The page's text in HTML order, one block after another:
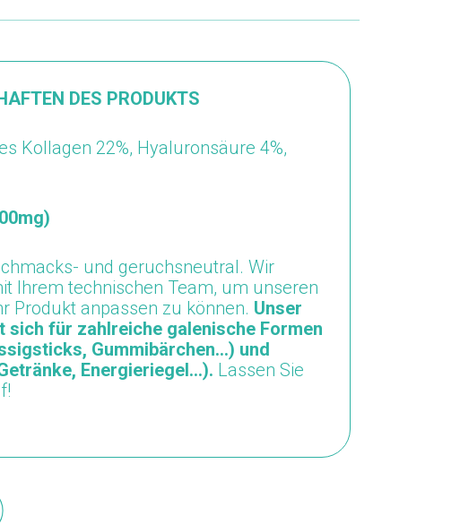
DES PRODUKTS
Kollagen 22%, Hyaluronsäure 4%,
und geruchsneutral. Wir
Ihrem technischen Team, um unseren
Produkt anpassen zu können. Unser
sich für zahlreiche galenische Formen
Gummibärchen...) und
Energieriegel...). Lassen Sie